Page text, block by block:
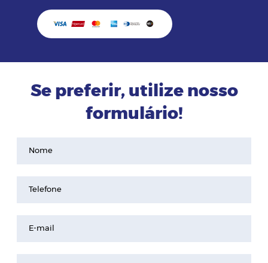
Se preferir, utilize nosso
formulário!
Nome
Telefone
E-mail